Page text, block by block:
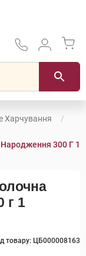
Харчування
300 Г 1
г 1
товару: ЦБ000008163